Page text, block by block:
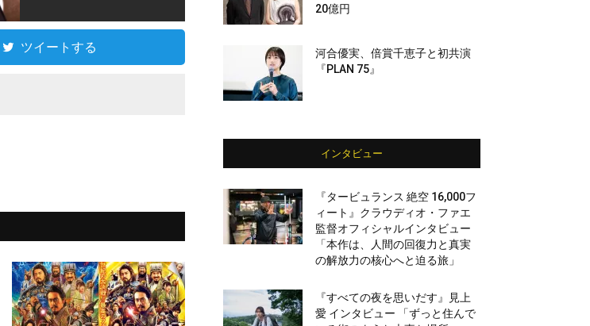
ツイートする
20億円
河合優実、倍賞千恵子と初共演
『PLAN 75』
インタビュー
『タービュランス 絶空 16,000フ
ィート』クラウディオ・ファエ
監督オフィシャルインタビュー
「本作は、人間の回復力と真実
の解放力の核心へと迫る旅」
『すべての夜を思いだす』見上
愛 インタビュー 「ずっと住んで